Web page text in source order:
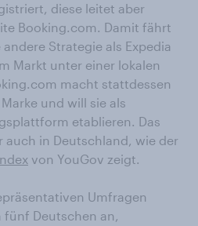
diese leitet aber
Booking.com. Damit fährt
Strategie als Expedia
Markt unter einer lokalen
macht stattdessen
und will sie als
etablieren. Das
in Deutschland, wie der
von YouGov zeigt.
Umfragen
fünf Deutschen an,